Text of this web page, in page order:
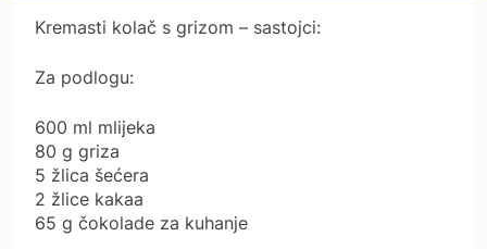
Kremasti kolač s grizom – sastojci:
Za podlogu:
600 ml mlijeka
80 g griza
5 žlica šećera
2 žlice kakaa
65 g čokolade za kuhanje